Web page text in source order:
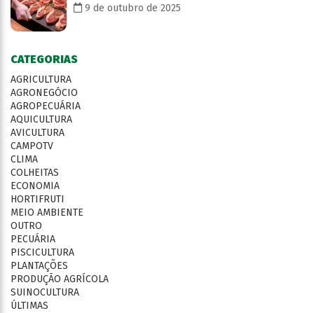
9 de outubro de 2025
CATEGORIAS
AGRICULTURA
AGRONEGÓCIO
AGROPECUÁRIA
AQUICULTURA
AVICULTURA
CAMPOTV
CLIMA
COLHEITAS
ECONOMIA
HORTIFRUTI
MEIO AMBIENTE
OUTRO
PECUÁRIA
PISCICULTURA
PLANTAÇÕES
PRODUÇÃO AGRÍCOLA
SUINOCULTURA
ÚLTIMAS